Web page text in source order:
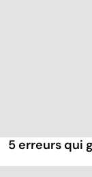
5 erreurs qui